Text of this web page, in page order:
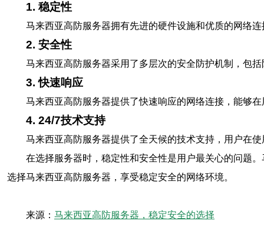
1. 稳定性
马来西亚高防服务器拥有先进的硬件设施和优质的网络
2. 安全性
马来西亚高防服务器采用了多层次的安全防护机制，包
3. 快速响应
马来西亚高防服务器提供了快速响应的网络连接，能够
4. 24/7技术支持
马来西亚高防服务器提供了全天候的技术支持，用户在
在选择服务器时，稳定性和安全性是用户最关心的问题
选择马来西亚高防服务器，享受稳定安全的网络环境。
来源： 马来西亚高防服务器，稳定安全的选择